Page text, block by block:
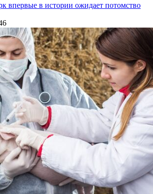
впервые в истории ожидает потомство